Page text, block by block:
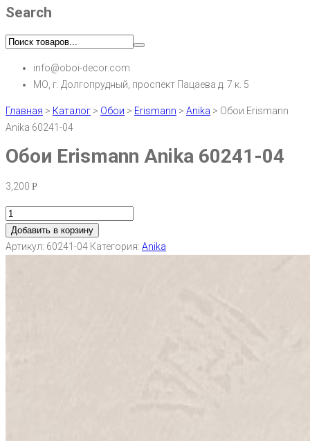
Search
info@oboi-decor.com
МО, г. Долгопрудный, проспект Пацаева д. 7 к. 5
Главная > Каталог > Обои > Erismann > Anika > Обои Erismann
Anika 60241-04
Обои Erismann Anika 60241-04
3,200 Р
Добавить в корзину
Артикул: 60241-04 Категория: Anika